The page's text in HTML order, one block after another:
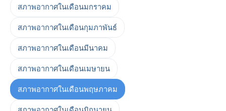
สภาพอากาศในเดือนมกราคม
สภาพอากาศในเดือนกุมภาพันธ์
สภาพอากาศในเดือนมีนาคม
สภาพอากาศในเดือนเมษายน
สภาพอากาศในเดือนพฤษภาคม